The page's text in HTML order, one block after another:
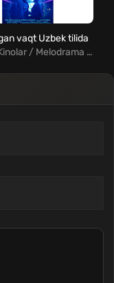
vaqt Uzbek tilida
Tarjima Kinolar / Melodrama / Fantastika / Xorij Kinolar Uzbek Tilida